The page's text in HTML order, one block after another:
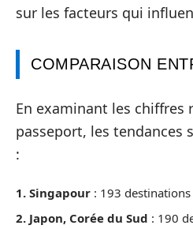
sur les facteurs qui
COMPARAISON
En examinant les chiffres
passeport, les tendances
:
1. Singapour : 193 destinations
2. Japon, Corée du Sud : 190